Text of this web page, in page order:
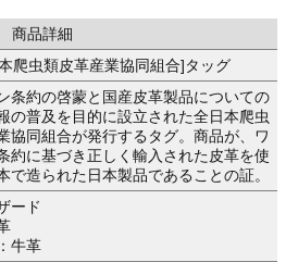
商品詳細
爬虫類皮革産業協同組合]タッグ
条約の啓蒙と国産皮革製品についての
の普及を目的に設立された全日本爬虫
協同組合が発行するタグ。商品が、ワ
約に基づき正しく輸入された皮革を使
で造られた日本製品であることの証。
ード
牛革